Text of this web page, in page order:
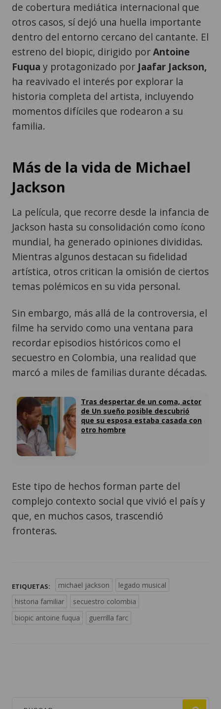
de cobertura mediática internacional que
otros casos, sí dejó una huella importante
dentro del entorno cercano del cantante. El
estreno del biopic, dirigido porAntoine
Fuqua y protagonizado por Jaafar Jackson,
ha reavivado el interés por explorar la
historia completa del artista, incluyendo
momentos difíciles que rodearon a su
familia.
Más de la vida de Michael
Jackson
La película, que recorre desde la infancia de
Jackson hasta su consolidación como ícono
mundial, ha generado opiniones divididas.
Mientras algunos destacan su fidelidad
artística, otros critican la omisión de ciertos
temas polémicos en su vida personal.
Sin embargo, más allá de la controversia, el
filme ha servido como una ventana para
recordar episodios históricos como el
secuestro en Colombia, una realidad que
marcó a miles de familias durante décadas.
Tras despertar de un coma, actor
de Un sueño posible descubrió
que su esposa estaba casada con
otro hombre
Este tipo de hechos forman parte del
complejo contexto social que vivió el país y
que, en muchos casos, trascendió
fronteras.
ETIQUETAS: michael jackson
legado musical
historia familiar
secuestro colombia
biopic antoine fuqua
guerrilla farc